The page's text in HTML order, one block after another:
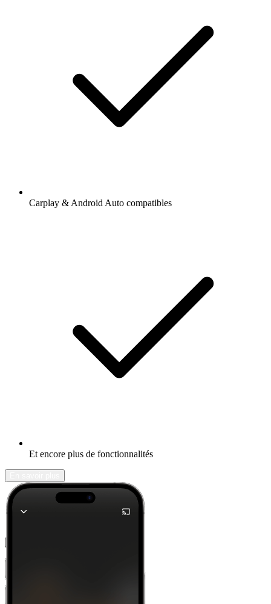
Carplay & Android Auto compatibles
Et encore plus de fonctionnalités